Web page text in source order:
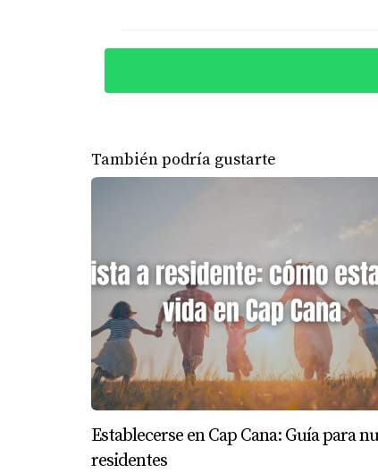
Para inspirarte aún más, aquí te
1. La Familia García: De
como su refugio familiar. Su historia
Juan Pérez decidió diversificar su
comprar una villa en Punta Cana. No
alquilándola cuando no está allí. Su
3. María López: Un Cambio de
María López decidió mudarse
ha encontrado una comunidad amigable
que ofrece este lugar.
COMPRA CON SEGURIDAD Y AGENDA
También podría gustarte
Establecerse en Cap Cana: Guía para
residentes